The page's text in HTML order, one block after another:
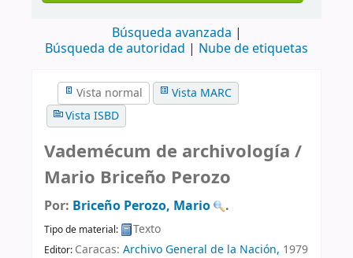
Búsqueda avanzada
Búsqueda de autoridad
Nube de etiquetas
Vista normal
Vista MARC
Vista ISBD
Vademécum de archivología /
Mario Briceño Perozo
Por: Briceño Perozo, Mario .
Tipo de material: Texto
Editor: Caracas: Archivo General de la Nación, 1979